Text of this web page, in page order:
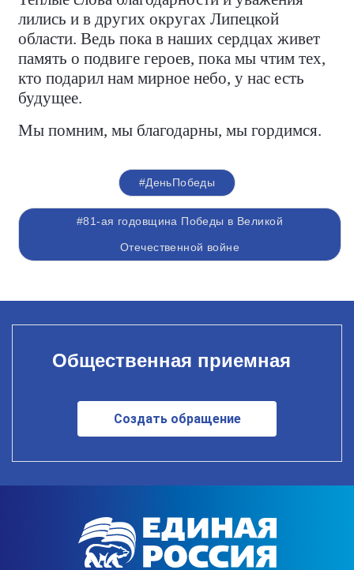
лились и в других округах Липецкой
области. Ведь пока в наших сердцах живет
память о подвиге героев, пока мы чтим тех,
кто подарил нам мирное небо, у нас есть
будущее.
Мы помним, мы благодарны, мы гордимся.
#ДеньПобеды
#81-ая годовщина Победы в Великой
Отечественной войне
Общественная приемная
Создать обращение